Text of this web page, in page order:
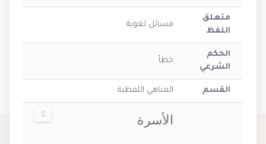
متعلق
اللفظ
مسائل لغوية
الحكم
الشرعي
خطأ
القسم المناهي اللفظية
الأسرة